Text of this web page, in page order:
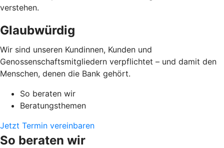
verstehen.
Glaubwürdig
Wir sind unseren Kundinnen, Kunden und
Genossenschaftsmitgliedern verpflichtet – und damit den
Menschen, denen die Bank gehört.
So beraten wir
Beratungsthemen
Jetzt Termin vereinbaren
So beraten wir